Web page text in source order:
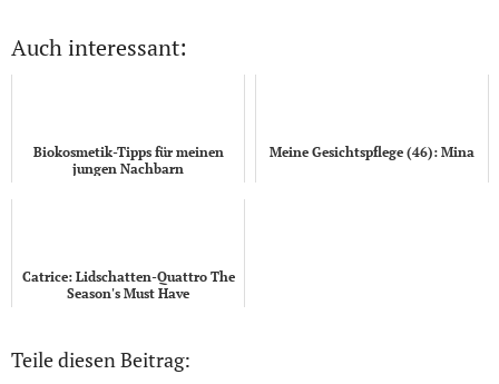
Auch interessant:
Biokosmetik-Tipps für meinen
jungen Nachbarn
Meine Gesichtspflege (46): Mina
Catrice: Lidschatten-Quattro The
Season's Must Have
Teile diesen Beitrag: